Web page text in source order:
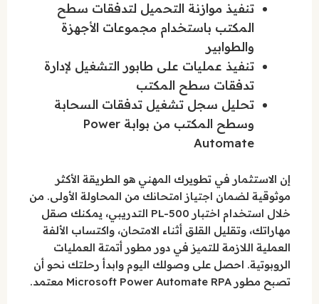
تنفيذ موازنة التحميل لتدفقات سطح
المكتب باستخدام مجموعات الأجهزة
والطوابير
تنفيذ عمليات على طابور التشغيل لإدارة
تدفقات سطح المكتب
تحليل سجل تشغيل تدفقات السحابة
وسطح المكتب من بوابة Power
Automate
إن الاستثمار في تطويرك المهني هو الطريقة الأكثر
موثوقية لضمان اجتياز امتحانك من المحاولة الأولى. من
خلال استخدام اختبار PL-500 التدريبي، يمكنك صقل
مهاراتك، وتقليل القلق أثناء الامتحان، واكتساب الألفة
العملية اللازمة للتميز في دور مطور أتمتة العمليات
الروبوتية. احصل على وصولك اليوم وابدأ رحلتك نحو أن
تصبح مطور Microsoft Power Automate RPA معتمد.